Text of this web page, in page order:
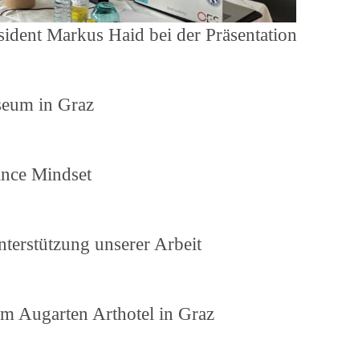
Markus Haid bei der Präsentation
in Graz
Mindset
unserer Arbeit
Augarten Arthotel in Graz